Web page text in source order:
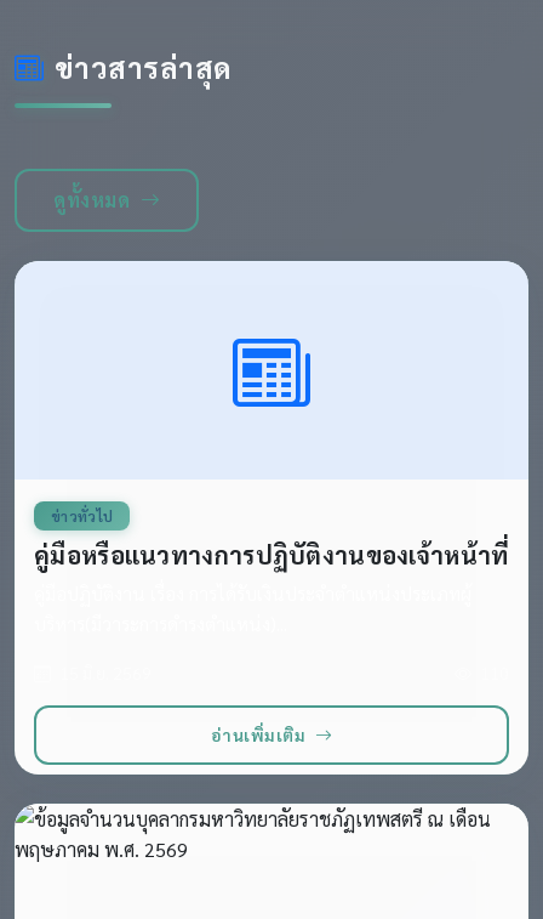
ข่าวสารล่าสุด
ดูทั้งหมด
ข่าวทั่วไป
คู่มือหรือแนวทางการปฏิบัติงานของเจ้าหน้าที่
อ่านเพิ่มเติม